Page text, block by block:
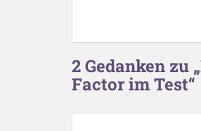
2 Gedanken zu
Factor im Test“